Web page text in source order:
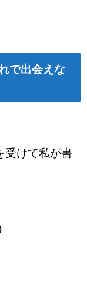
で出会えな
受けて私が書